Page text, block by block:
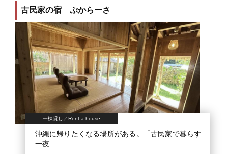
古民家の宿 ぷからーさ
一棟貸し／Rent a house
沖縄に帰りたくなる場所がある。「古民家で暮らす
一夜...